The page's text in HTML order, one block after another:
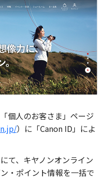
個人のお客さま」ページ
）に「Canon ID」によ
て、キヤノンオンライン
・ポイント情報を一括で